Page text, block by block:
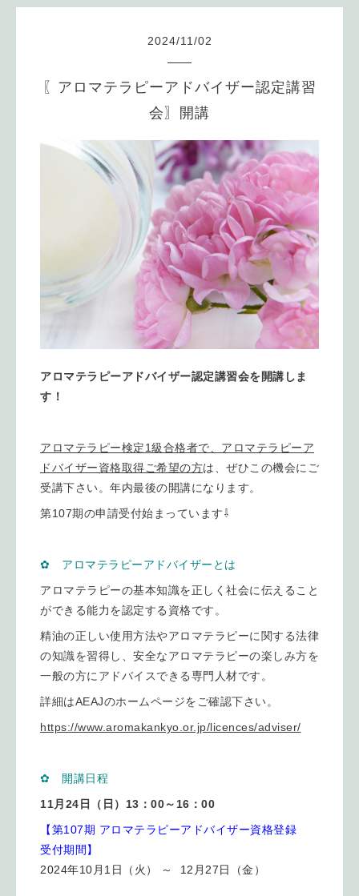
2024/11/02
〖アロマテラピーアドバイザー認定講習
会〗開講
アロマテラピーアドバイザー認定講習会を開講しま
す！
アロマテラピー検定1級合格者で、アロマテラピーア
ドバイザー資格取得ご希望の方は、ぜひこの機会にご
受講下さい。年内最後の開講になります。
第107期の申請受付始まっています⇩
✿ アロマテラピーアドバイザーとは
アロマテラピーの基本知識を正しく社会に伝えること
ができる能力を認定する資格です。
精油の正しい使用方法やアロマテラピーに関する法律
の知識を習得し、安全なアロマテラピーの楽しみ方を
一般の方にアドバイスできる専門人材です。
詳細はAEAJのホームページをご確認下さい。
https://www.aromakankyo.or.jp/licences/adviser/
✿ 開講日程
11月24日（日）13：00～16：00
【第107期 アロマテラピーアドバイザー資格登録
受付期間】
2024年10月1日（火） ～ 12月27日（金）